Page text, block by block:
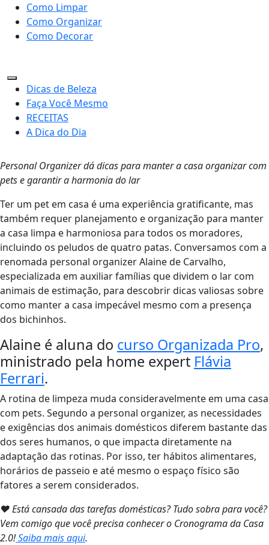
Como Limpar
Como Organizar
Como Decorar
Dicas de Beleza
Faça Você Mesmo
RECEITAS
A Dica do Dia
Personal Organizer dá dicas para manter a casa organizar com
pets e garantir a harmonia do lar
Ter um pet em casa é uma experiência gratificante, mas
também requer planejamento e organização para manter
a casa limpa e harmoniosa para todos os moradores,
incluindo os peludos de quatro patas. Conversamos com a
renomada personal organizer Alaine de Carvalho,
especializada em auxiliar famílias que dividem o lar com
animais de estimação, para descobrir dicas valiosas sobre
como manter a casa impecável mesmo com a presença
dos bichinhos.
Alaine é aluna do curso Organizada Pro,
ministrado pela home expert Flávia
Ferrari.
A rotina de limpeza muda consideravelmente em uma casa
com pets. Segundo a personal organizer, as necessidades
e exigências dos animais domésticos diferem bastante das
dos seres humanos, o que impacta diretamente na
adaptação das rotinas. Por isso, ter hábitos alimentares,
horários de passeio e até mesmo o espaço físico são
fatores a serem considerados.
❤ Está cansada das tarefas domésticas? Tudo sobra para você?
Vem comigo que você precisa conhecer o Cronograma da Casa
2.0!Saiba mais aqui.